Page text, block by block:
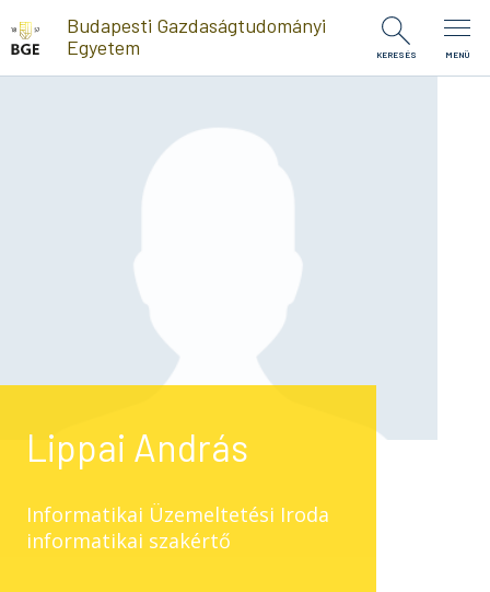
Ugrás a tartalomra
Budapesti Gazdaságtudományi
Egyetem
KERESÉS MENÜ
Lippai András
Informatikai Üzemeltetési Iroda
informatikai szakértő